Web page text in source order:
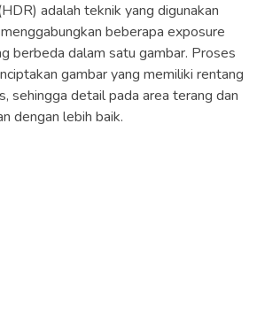
adalah teknik yang digunakan
beberapa exposure
berbeda dalam satu gambar. Proses
gambar yang memiliki rentang
sehingga detail pada area terang dan
dengan lebih baik.